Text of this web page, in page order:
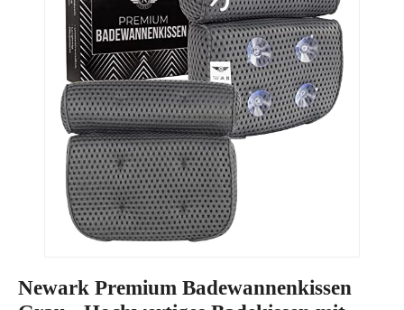
Newark Premium Badewannenkissen